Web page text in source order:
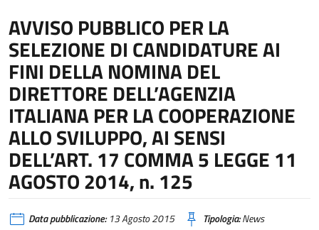
AVVISO PUBBLICO PER LA
SELEZIONE DI CANDIDATURE AI
FINI DELLA NOMINA DEL
DIRETTORE DELL’AGENZIA
ITALIANA PER LA COOPERAZIONE
ALLO SVILUPPO, AI SENSI
DELL’ART. 17 COMMA 5 LEGGE 11
AGOSTO 2014, n. 125
Data pubblicazione:13 Agosto 2015 Tipologia:News